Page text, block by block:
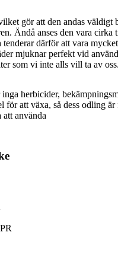
gör att den andas väldigt
Ändå anses den vara cirka
tenderar därför att vara
mjuknar perfekt vid
som vi inte alls vill ta av oss.
herbicider,
för att växa, så dess odling
använda